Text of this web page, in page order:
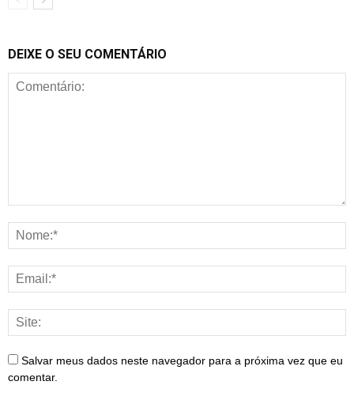
DEIXE O SEU COMENTÁRIO
Salvar meus dados neste navegador para a próxima vez que eu
comentar.